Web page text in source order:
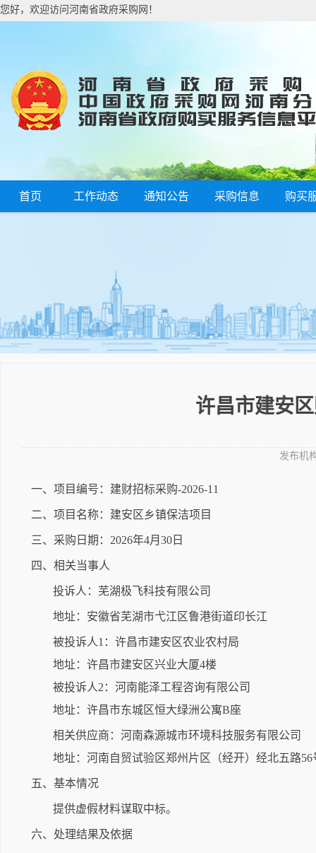
您好，欢迎访问河南省政府采购网！
首页 工作动态 通知公告 采购信息 购买
许昌市建安
发布机
一、项目编号：建财招标采购-2026-11
二、项目名称：建安区乡镇保洁项目
三、采购日期：2026年4月30日
四、相关当事人
投诉人：芜湖极飞科技有限公司
地址：安徽省芜湖市弋江区鲁港街道印长江
被投诉人1：许昌市建安区农业农村局
地址：许昌市建安区兴业大厦4楼
被投诉人2：河南能泽工程咨询有限公司
地址：许昌市东城区恒大绿洲公寓B座
相关供应商：河南森源城市环境科技服务有限公司
地址：河南自贸试验区郑州片区（经开）经北五路56
五、基本情况
提供虚假材料谋取中标。
六、处理结果及依据